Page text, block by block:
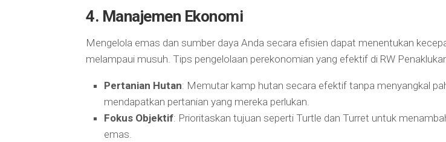
4. Manajemen Ekonomi
Mengelola emas dan sumber daya Anda secara efisien dapat menentukan
melampaui musuh. Tips pengelolaan perekonomian yang efektif di RW
Pertanian Hutan: Memutar kamp hutan secara efektif tanpa menyangkal
mendapatkan pertanian yang mereka perlukan.
Fokus Objektif: Prioritaskan tujuan seperti Turtle dan Turret untuk
emas.